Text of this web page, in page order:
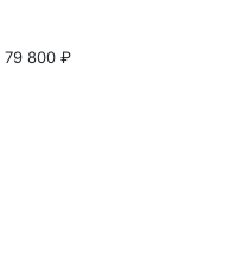
79 800 ₽